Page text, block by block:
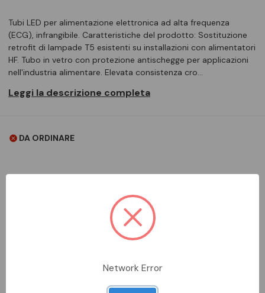
Tubi LED per alimentazione elettronica ad alta frequenza
(ECG), infrangibile. Caratteristiche del prodotto: Sostituzione
retrofit di lampade T5 esistenti su installazioni con alimentatori
HF. Tubo in vetro con protezione antischegge per applicazioni
nell'industria alimentare. Elevata consistenza cro…
Leggi la descrizione completa
DA ORDINARE
Tubi LED per alimentazione elettronica ad alta frequenza
Network Error